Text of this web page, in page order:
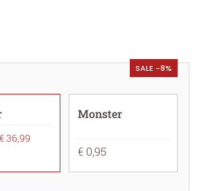
SALE -8%
€ 36,99
Monster
€ 0,95